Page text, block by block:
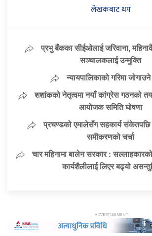
लेखकबाट थप
प्रभु बैंकका सीईओलाई जरिवाना,
सञ्चालकलाई उन्मुक्ति
न्यायपालिकाको गरिमा जोगाउने
शशांकको नेतृत्वमा नयाँ कांग्रेस गठनको
आयोजक समिति घोषणा
प्रचण्डको एमालेसँग सहकार्य संकेतपछि
समीकरणको चर्चा
चार महिनामा बालेन सरकार :
कार्यशैलीलाई लिएर बढ्यो